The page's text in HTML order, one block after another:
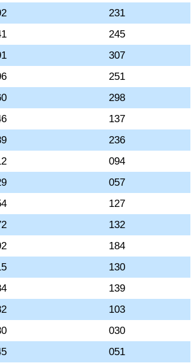
231
245
307
251
298
137
236
094
057
127
132
184
130
139
103
030
051